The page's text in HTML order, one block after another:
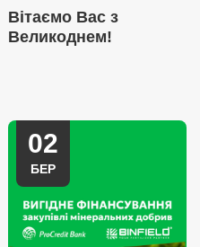
Вітаємо Вас з
Великоднем!
02
БЕР